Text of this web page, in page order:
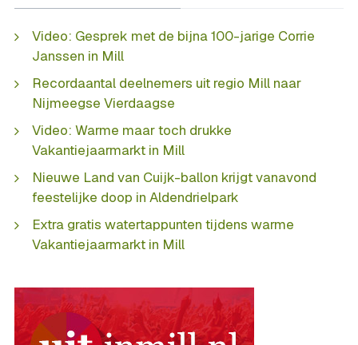
Video: Gesprek met de bijna 100-jarige Corrie
Janssen in Mill
Recordaantal deelnemers uit regio Mill naar
Nijmeegse Vierdaagse
Video: Warme maar toch drukke
Vakantiejaarmarkt in Mill
Nieuwe Land van Cuijk-ballon krijgt vanavond
feestelijke doop in Aldendrielpark
Extra gratis watertappunten tijdens warme
Vakantiejaarmarkt in Mill